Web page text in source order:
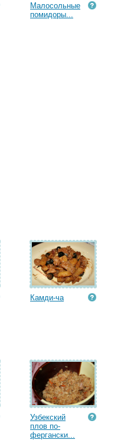
Малосольные
помидоры...
Камди-ча
Узбекский
плов по-
фергански...